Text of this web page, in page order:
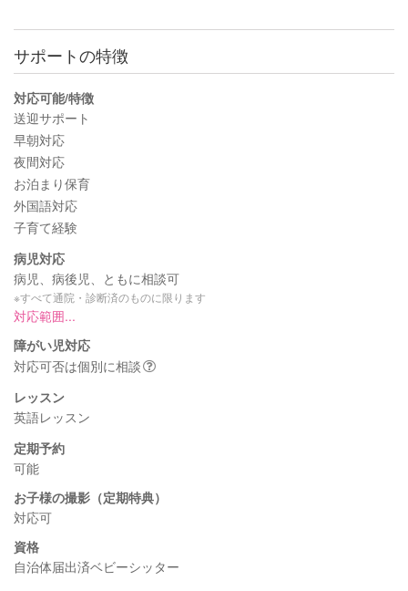
サポートの特徴
対応可能/特徴
送迎サポート
早朝対応
夜間対応
お泊まり保育
外国語対応
子育て経験
病児対応
病児、病後児、ともに相談可
※すべて通院・診断済のものに限ります
対応範囲...
障がい児対応
対応可否は個別に相談
レッスン
英語レッスン
定期予約
可能
お子様の撮影（定期特典）
対応可
資格
自治体届出済ベビーシッター